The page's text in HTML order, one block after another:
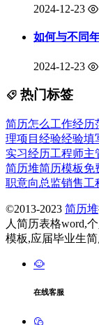
2024-12-23
如何与不同
2024-12-23
热门标签
简历怎么工作经历
理项目经验经验填
实习经历工程师主
简历堆简历模板免
职意向总监销售工
©2013-2023 简历堆
人简历表格word,
模板,应届毕业生简
在线客服